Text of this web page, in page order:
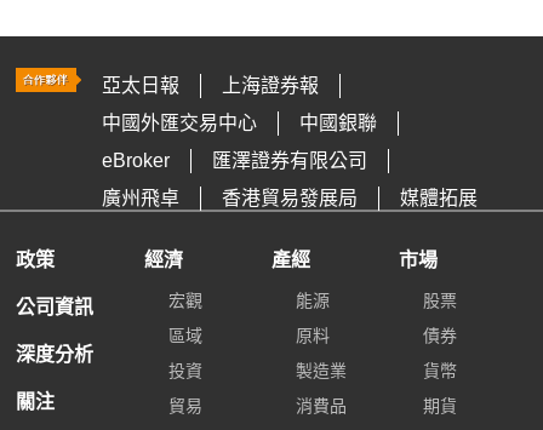
亞太日報
上海證券報
中國外匯交易中心
中國銀聯
eBroker
匯澤證券有限公司
廣州飛卓
香港貿易發展局 媒體拓展
政策
公司資訊
深度分析
關注
經濟
宏觀
區域
投資
貿易
產經
能源
原料
製造業
消費品
市場
股票
債券
貨幣
期貨